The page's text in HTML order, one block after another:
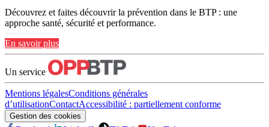
Découvrez et faites découvrir la prévention dans le BTP : une
approche santé, sécurité et performance.
En savoir plus
Un service
Mentions légalesConditions générales
d’utilisationContactAccessibilité : partiellement conforme
Gestion des cookies